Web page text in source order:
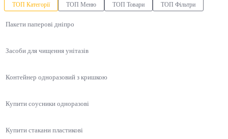
ТОП Категорії ТОП Меню ТОП Товари ТОП Фільтри
Пакети паперові дніпро
Засоби для чищення унітазів
Контейнер одноразовий з кришкою
Купити соусники одноразові
Купити стакани пластикові